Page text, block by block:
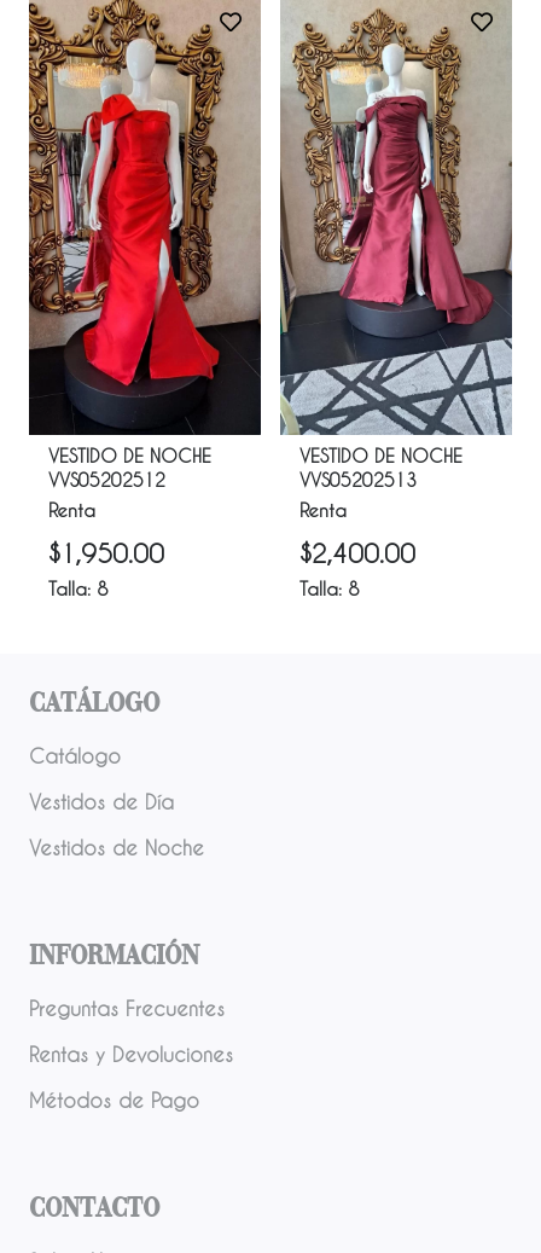
VESTIDO DE NOCHE
VVS05202512
Renta
$ 1,950.00
Talla: 8
VESTIDO DE NOCHE
VVS05202513
Renta
$2,400.00
Talla: 8
Catálogo
Catálogo
Vestidos de Día
Vestidos de Noche
Información
Preguntas Frecuentes
Rentas y Devoluciones
Métodos de Pago
Contacto